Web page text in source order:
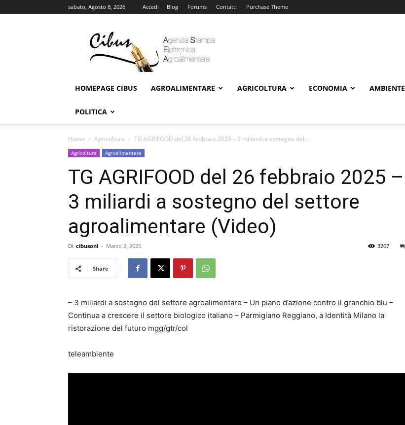
sabato, Agosto 8, 2026 Accedi Blog Forums Contatti Purchase Theme
Online
HOMEPAGE CIBUS AGROALIMENTARE AGRICOLTURA ECONOMIA AMBIENTE
POLITICA
Home Agricoltura TG AGRIFOOD del 26 febbraio 2025 – 3 miliardi a sostegno del...
Agricoltura Agroalimentare
TG AGRIFOOD del 26 febbraio 2025 –
3 miliardi a sostegno del settore
agroalimentare (Video)
Di cibusonl - Marzo 2, 2025 3207
Share
– 3 miliardi a sostegno del settore agroalimentare – Un piano d’azione contro il granchio blu –
Continua a crescere il settore biologico italiano – Parmigiano Reggiano, a Identità Milano la
ristorazione del futuro mgg/gtr/col
teleambiente